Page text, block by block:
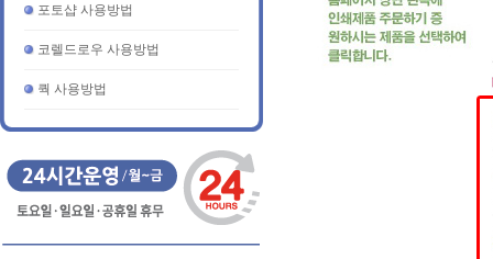
포토샵 사용방법
코렐드로우 사용방법
쿽 사용방법